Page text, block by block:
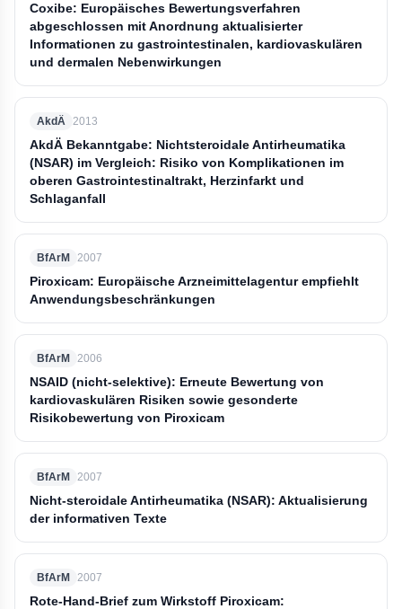
Coxibe: Europäisches Bewertungsverfahren
abgeschlossen mit Anordnung aktualisierter
Informationen zu gastrointestinalen, kardiovaskulären
und dermalen Nebenwirkungen
AkdÄ 2013
AkdÄ Bekanntgabe: Nichtsteroidale Antirheumatika
(NSAR) im Vergleich: Risiko von Komplikationen im
oberen Gastrointestinaltrakt, Herzinfarkt und
Schlaganfall
BfArM 2007
Piroxicam: Europäische Arzneimittelagentur empfiehlt
Anwendungsbeschränkungen
BfArM 2006
NSAID (nicht-selektive): Erneute Bewertung von
kardiovaskulären Risiken sowie gesonderte
Risikobewertung von Piroxicam
BfArM 2007
Nicht-steroidale Antirheumatika (NSAR): Aktualisierung
der informativen Texte
BfArM 2007
Rote-Hand-Brief zum Wirkstoff Piroxicam: